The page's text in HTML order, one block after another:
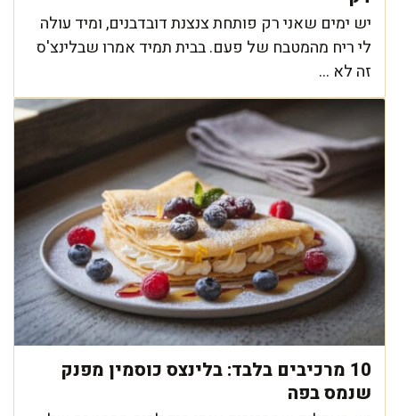
יש ימים שאני רק פותחת צנצנת דובדבנים, ומיד עולה
לי ריח מהמטבח של פעם. בבית תמיד אמרו שבלינצ'ס
זה לא ...
10 מרכיבים בלבד: בלינצס כוסמין מפנק
שנמס בפה